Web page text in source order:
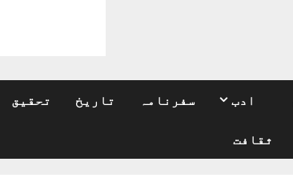
ادب سفرنامہ تاریخ تحقیق
ثقافت